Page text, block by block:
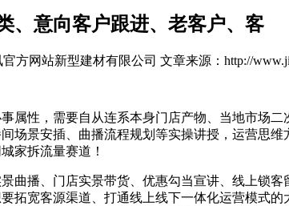
、意向客户跟进、老客户、客
方网站新型建材有限公司 文章来源：http://
性，需要自从连系本身门店产物、当地市场二
场景安插、曲播流程规划等实操讲授，运营思
家拆流量赛道！
播、门店实景带货、优惠勾当宣讲、线上锁客
拓宽客源渠道、打通线上线下一体化运营模式